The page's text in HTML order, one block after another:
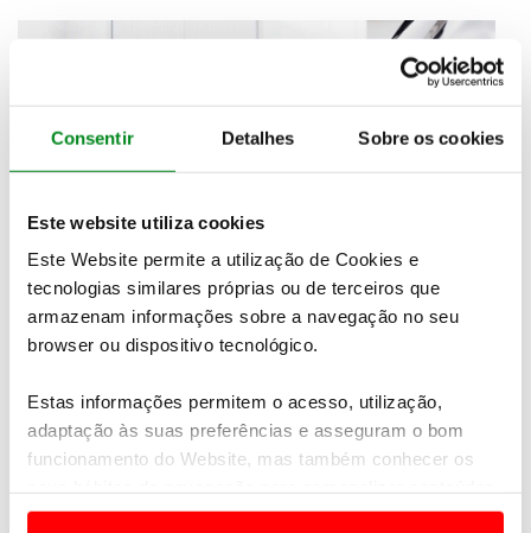
Consentir Detalhes Sobre os cookies
Este website utiliza cookies
Este Website permite a utilização de Cookies e
tecnologias similares próprias ou de terceiros que
armazenam informações sobre a navegação no seu
browser ou dispositivo tecnológico.
Estas informações permitem o acesso, utilização,
adaptação às suas preferências e asseguram o bom
funcionamento do Website, mas também conhecer os
e anúncios de modo a promover produtos e/ou serviços.
Só esses preparativos levam mais de 100 horas em
cada carro. Mas, mesmo nessa fase, as superfícies de
cada modelo ainda não estão prontas para serem
aparentemente interminável de revestimento e
lixamento, até se obter o polimento desejável.
Depois de cada carro ser inteiramente pulverizado
com tinta, são precisos mais quatro dias de
polimento que a Bugatti afirma ser o processo de